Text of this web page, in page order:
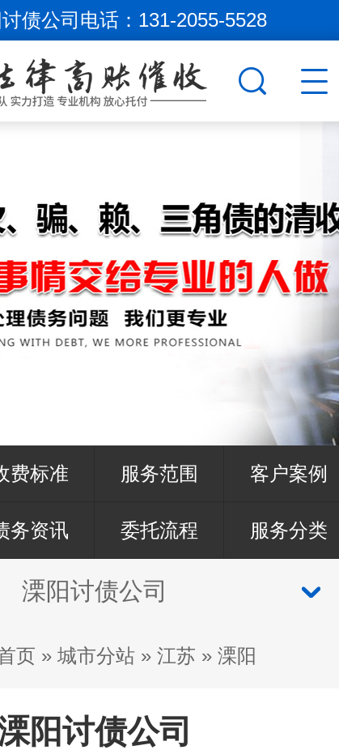
债公司电话： 131-2055-5528
费标准 服务范围 客户案例
务资讯 委托流程 服务分类
溧阳讨债公司
页 » 城市分站 » 江苏 » 溧阳
阳讨债公司